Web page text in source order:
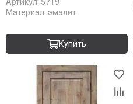
Материал: эмалит
Купить